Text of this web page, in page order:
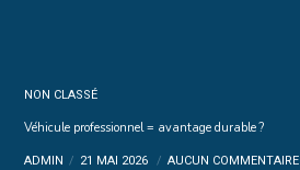
NON CLASSÉ
Véhicule professionnel = avantage durable ?
ADMIN 21 MAI 2026 AUCUN COMMENTAIRE